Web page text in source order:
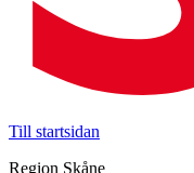
Till startsidan
Region Skåne